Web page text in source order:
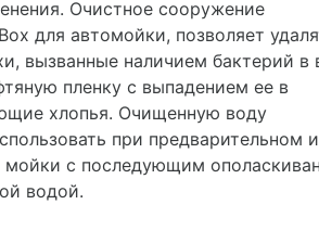
Очистное сооружение
для автомойки, позволяет
вызванные наличием бактерий в
пленку с выпадением ее в
хлопья. Очищенную воду
при предварительном и
мойки с последующим
водой.